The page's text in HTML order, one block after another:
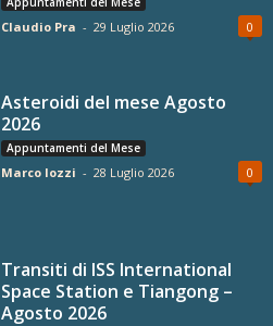
Claudio Pra - 29 Luglio 2026 0
Asteroidi del mese Agosto
2026
Appuntamenti del Mese
Marco Iozzi - 28 Luglio 2026 0
Transiti di ISS International
Space Station e Tiangong –
Agosto 2026